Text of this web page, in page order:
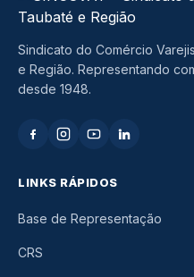
Sindicato do Comércio
e Região. Representando
desde 1948.
LINKS RÁPIDOS
Base de Representação
CRS